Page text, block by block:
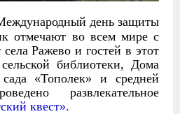
день защиты
отмечают во всем мире с
Ражево и гостей в этот
библиотеки, Дома
сада «Тополек» и средней
развлекательное
квест».